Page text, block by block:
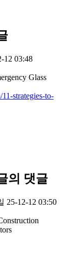
12 03:48
Glass
strategies-to-
의 댓글
25-12-12 03:50